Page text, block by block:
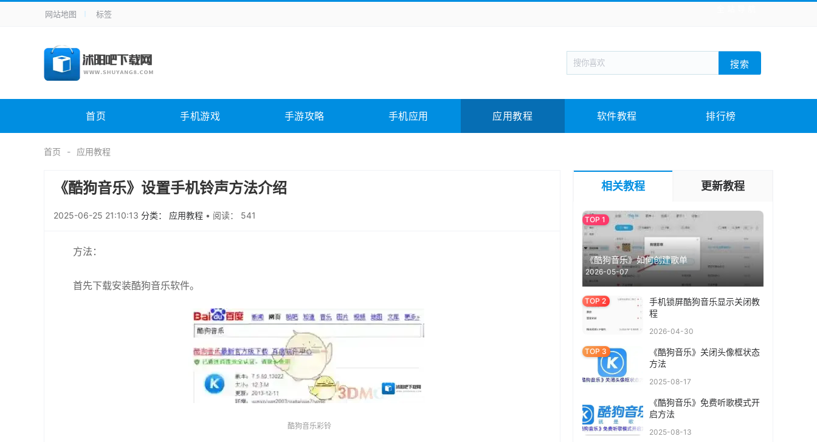
手机应用 新闻阅读 旅游出行 生活实用
手机游戏 H5游戏 回合网游 战棋游戏 枪战射击
电脑软件 其它类别 图形软件 安全相关 应用软件 影音软件 插件下载 教育教学 游戏娱乐 系统软件 素材下载
未分类 综合其它
网站地图 标签
搜索
首页 手机游戏 手游攻略 手机应用 应用教程 软件教程 排行榜
首页 应用教程
《酷狗音乐》设置手机铃声方法介绍
2025-06-25 21:10:13 分类： 应用教程 • 阅读： 541
方法：
首先下载安装酷狗音乐软件。
酷狗音乐彩铃
相关教程 更新教程
《酷狗音乐》如何创建歌单
2026-05-07
手机锁屏酷狗音乐显示关闭教
程
2026-04-30
《酷狗音乐》关闭头像框状态
方法
2025-08-17
《酷狗音乐》免费听歌模式开
启方法
2025-08-13